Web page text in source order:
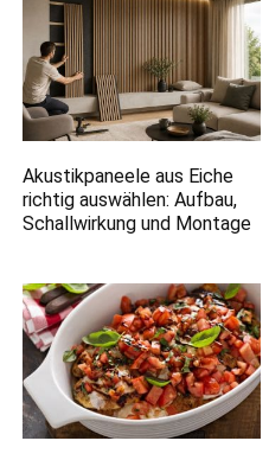
Akustikpaneele aus Eiche
richtig auswählen: Aufbau,
Schallwirkung und Montage